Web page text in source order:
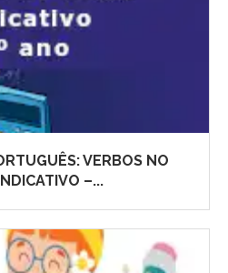
VERBOS NO
–...